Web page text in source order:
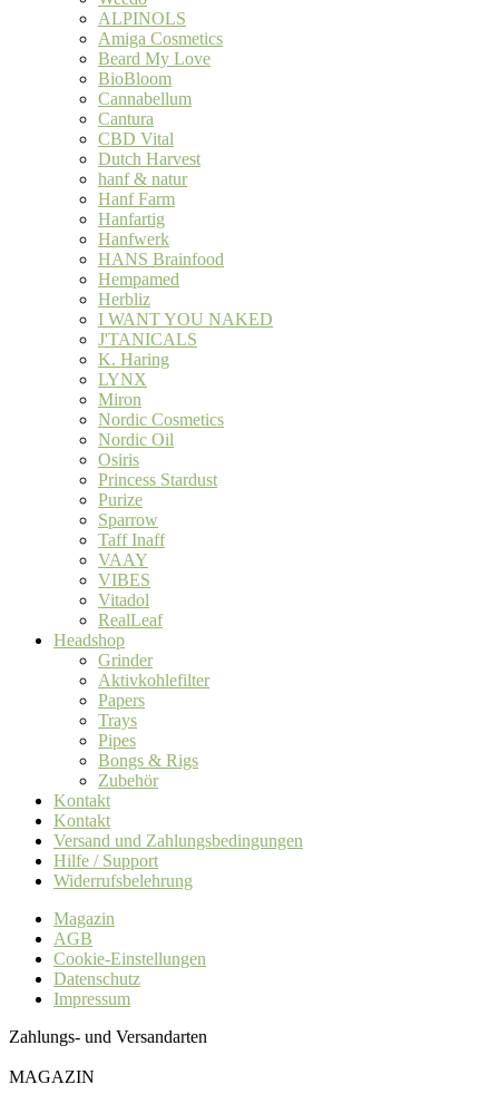
ALPINOLS
Amiga Cosmetics
Beard My Love
BioBloom
Cannabellum
Cantura
CBD Vital
Dutch Harvest
hanf & natur
Hanf Farm
Hanfartig
Hanfwerk
HANS Brainfood
Hempamed
Herbliz
I WANT YOU NAKED
J'TANICALS
K. Haring
LYNX
Miron
Nordic Cosmetics
Nordic Oil
Osiris
Princess Stardust
Purize
Sparrow
Taff Inaff
VAAY
VIBES
Vitadol
RealLeaf
Headshop
Grinder
Aktivkohlefilter
Papers
Trays
Pipes
Bongs & Rigs
Zubehör
Kontakt
Kontakt
Versand und Zahlungsbedingungen
Hilfe / Support
Widerrufsbelehrung
Magazin
AGB
Cookie-Einstellungen
Datenschutz
Impressum
Zahlungs- und Versandarten
MAGAZIN